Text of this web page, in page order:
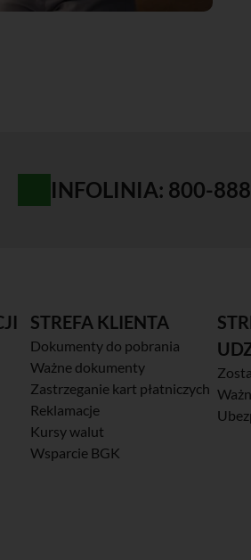
INFOLINIA: 800-
STREFA KLIENTA
Dokumenty do pobrania
Ważne dokumenty
Zastrzeganie kart płatniczych
Reklamacje
Kursy walut
Wsparcie BGK